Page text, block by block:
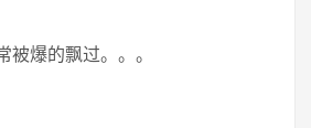
被爆的飘过。。。